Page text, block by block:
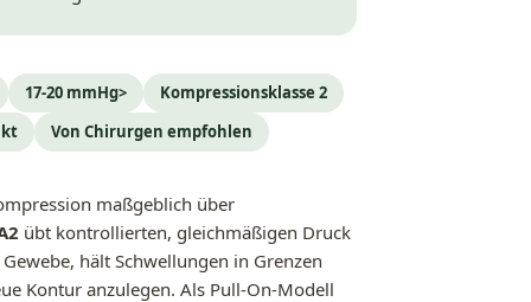
17-20 mmHg>
Kompressionsklasse 2
Von Chirurgen empfohlen
maßgeblich über
übt kontrollierten, gleichmäßigen Druck
hält Schwellungen in Grenzen
Kontur anzulegen. Als Pull-On-Modell